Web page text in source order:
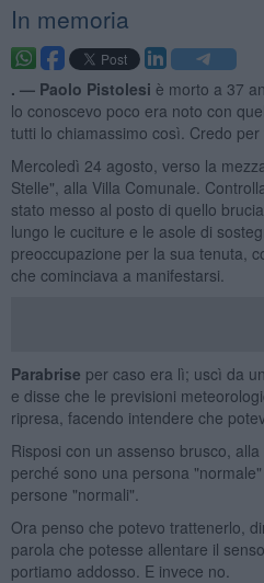
In memoria
. — Paolo Pistolesi è morto a 37
lo conoscevo poco era noto con
tutti lo chiamassimo così. Credo per
Mercoledì 24 agosto, verso la
Stelle", alla Villa Comunale.
stato messo al posto di quello
lungo le cuciture e le asole di
preoccupazione per la sua tenuta,
che cominciava a manifestarsi.
Parabrise per caso era lì; uscì da
e disse che le previsioni
ripresa, facendo intendere che
Risposi con un assenso brusco,
perché sono una persona
persone "normali".
Ora penso che potevo trattenerlo,
parola che potesse allentare il
portiamo addosso. E invece no.